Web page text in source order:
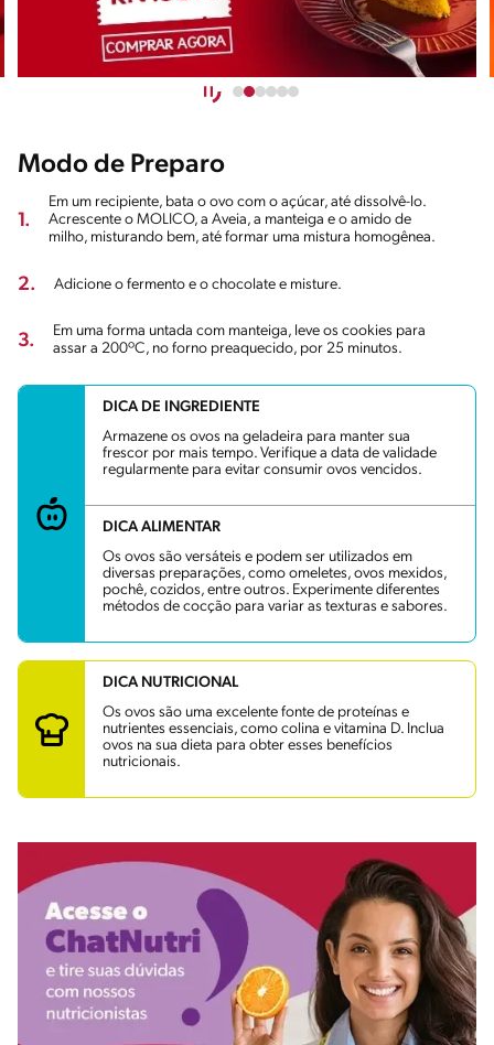
Modo de Preparo
1.
Em um recipiente, bata o ovo com o açúcar, até dissolvê-lo.
Acrescente o MOLICO, a Aveia, a manteiga e o amido de
milho, misturando bem, até formar uma mistura homogênea.
2. Adicione o fermento e o chocolate e misture.
3.
Em uma forma untada com manteiga, leve os cookies para
assar a 200ºC, no forno preaquecido, por 25 minutos.
DICA DE INGREDIENTE
Armazene os ovos na geladeira para manter sua
frescor por mais tempo. Verifique a data de validade
regularmente para evitar consumir ovos vencidos.
DICA ALIMENTAR
Os ovos são versáteis e podem ser utilizados em
diversas preparações, como omeletes, ovos mexidos,
pochê, cozidos, entre outros. Experimente diferentes
métodos de cocção para variar as texturas e sabores.
DICA NUTRICIONAL
Os ovos são uma excelente fonte de proteínas e
nutrientes essenciais, como colina e vitamina D. Inclua
ovos na sua dieta para obter esses benefícios
nutricionais.